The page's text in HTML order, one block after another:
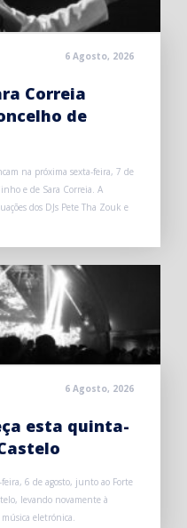
6 Agosto, 2026
Correia
de
na próxima sexta-feira, 7 de
e de Sara Correia. A
dos DJs Pete Tha Zouk e
6 Agosto, 2026
esta quinta-
6 de agosto, junto ao Forte
levando novamente à
eletrónica.